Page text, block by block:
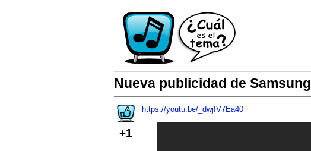
Nueva publicidad de Samsung
+1
https://youtu.be/_dwjIV7Ea40